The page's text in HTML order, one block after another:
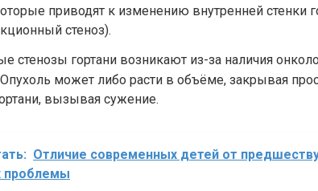
приводят к изменению внутренней стенки
стеноз).
стенозы гортани возникают из-за наличия
может либо расти в объёме, закрывая
вызывая сужение.
Отличие современных детей от
проблемы